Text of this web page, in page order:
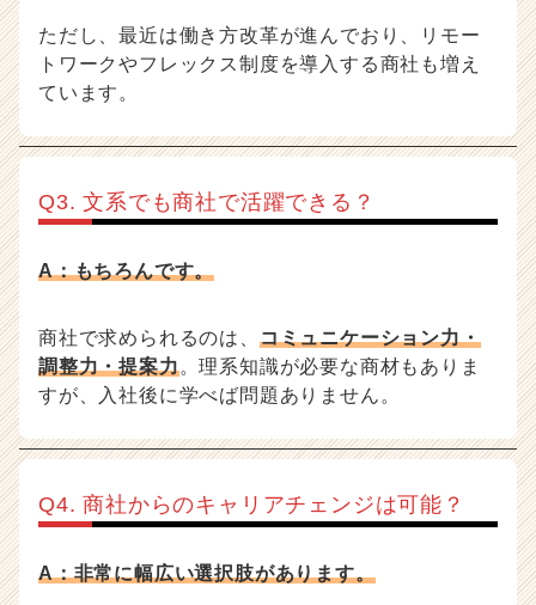
ただし、最近は働き方改革が進んでおり、リモー
トワークやフレックス制度を導入する商社も増え
ています。
Q3. 文系でも商社で活躍できる？
A：もちろんです。
商社で求められるのは、 コミュニケーション力・
調整力・提案力。理系知識が必要な商材もありま
すが、入社後に学べば問題ありません。
Q4. 商社からのキャリアチェンジは可能？
A：非常に幅広い選択肢があります。